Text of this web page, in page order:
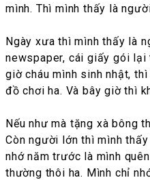
mình. Thì mình thấy là
Ngày xưa thì mình thấy là
newspaper, cái giấy gói lại
giờ cháu mình sinh nhật,
đồ chơi ha. Và bây giờ thì
Nếu như mà tặng xà bông
Còn người lớn thì mình
nhớ năm trước là mình
thường thôi ha. Mình chỉ